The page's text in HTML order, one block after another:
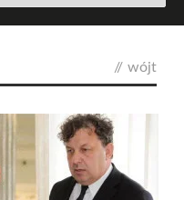
// wójt